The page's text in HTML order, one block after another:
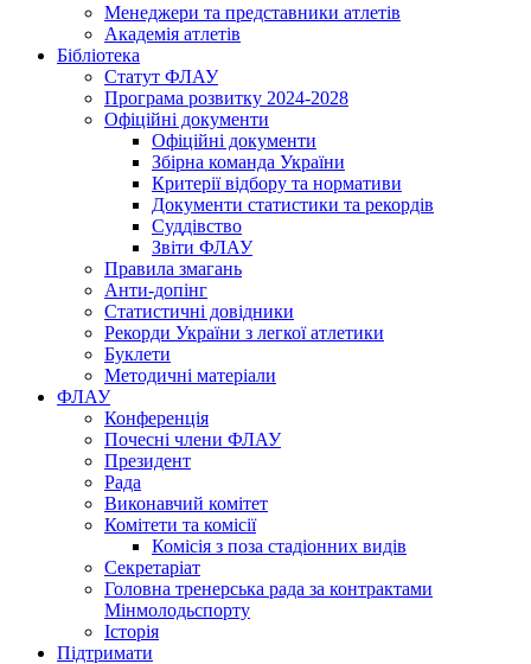
Менеджери та представники атлетів
Академія атлетів
Бібліотека
Статут ФЛАУ
Програма розвитку 2024-2028
Офіційні документи
Офіційні документи
Збірна команда України
Критерії відбору та нормативи
Документи статистики та рекордів
Суддівство
Звіти ФЛАУ
Правила змагань
Анти-допінг
Статистичні довідники
Рекорди України з легкої атлетики
Буклети
Методичні матеріали
ФЛАУ
Конференція
Почесні члени ФЛАУ
Президент
Рада
Виконавчий комітет
Комітети та комісії
Комісія з поза стадіонних видів
Секретаріат
Головна тренерська рада за контрактами
Мінмолодьспорту
Історія
Підтримати